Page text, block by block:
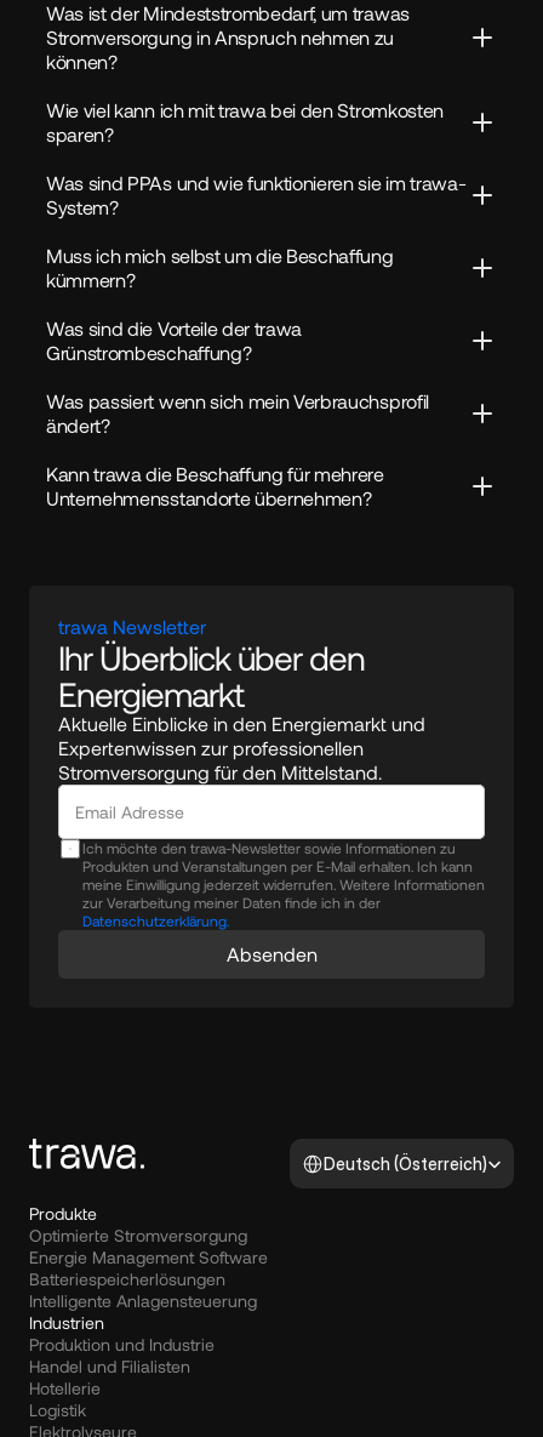
Was ist der Mindeststrombedarf, um trawas
Stromversorgung in Anspruch nehmen zu
können?
Wie viel kann ich mit trawa bei den Stromkosten
sparen?
Was sind PPAs und wie funktionieren sie im trawa-
System?
Muss ich mich selbst um die Beschaffung
kümmern?
Was sind die Vorteile der trawa
Grünstrombeschaffung?
Was passiert wenn sich mein Verbrauchsprofil
ändert?
Kann trawa die Beschaffung für mehrere
Unternehmensstandorte übernehmen?
trawa Newsletter
Ihr Überblick über den
Energiemarkt
Aktuelle Einblicke in den Energiemarkt und
Expertenwissen zur professionellen
Stromversorgung für den Mittelstand.
Ich möchte den trawa-Newsletter sowie Informationen zu
Produkten und Veranstaltungen per E-Mail erhalten. Ich kann
meine Einwilligung jederzeit widerrufen. Weitere Informationen
zur Verarbeitung meiner Daten finde ich in der
Datenschutzerklärung.
Absenden
Select Language
Deutsch (Österreich)
Produkte
Optimierte Stromversorgung
Energie Management Software
Batteriespeicherlösungen
Intelligente Anlagensteuerung
Industrien
Produktion und Industrie
Handel und Filialisten
Hotellerie
Logistik
Elektrolyseure